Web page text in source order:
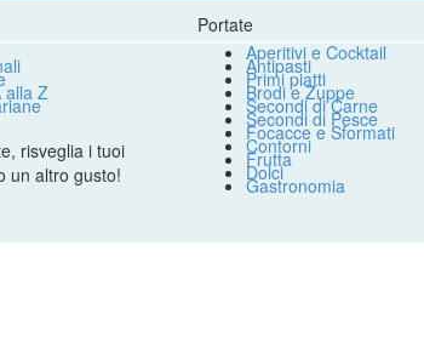
alla Z
risveglia i tuoi
un altro gusto!
Portate
Aperitivi e Cocktail
Antipasti
Primi piatti
Brodi e Zuppe
Secondi di Carne
Secondi di Pesce
Focacce e Sformati
Contorni
Frutta
Dolci
Gastronomia